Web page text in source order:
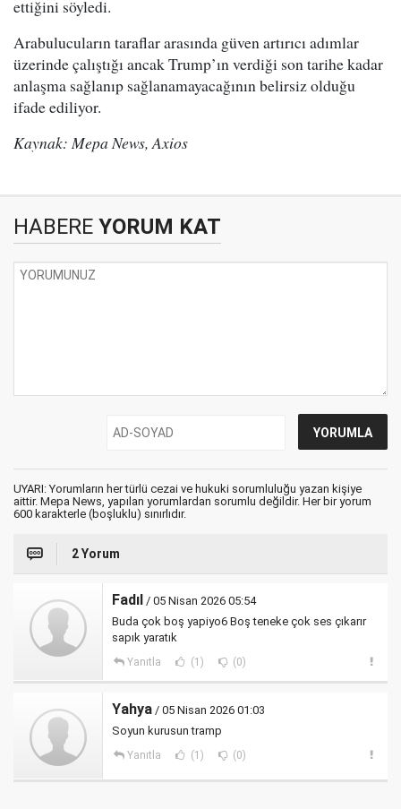
ettiğini söyledi.
Arabulucuların taraflar arasında güven artırıcı adımlar
üzerinde çalıştığı ancak Trump’ın verdiği son tarihe kadar
anlaşma sağlanıp sağlanamayacağının belirsiz olduğu
ifade ediliyor.
Kaynak: Mepa News, Axios
HABERE YORUM KAT
UYARI: Yorumların her türlü cezai ve hukuki sorumluluğu yazan kişiye
aittir. Mepa News, yapılan yorumlardan sorumlu değildir. Her bir yorum
600 karakterle (boşluklu) sınırlıdır.
2 Yorum
Fadıl / 05 Nisan 2026 05:54
Buda çok boş yapiyo6 Boş teneke çok ses çıkarır
sapık yaratık
Yanıtla (1) (0)
Yahya / 05 Nisan 2026 01:03
Soyun kurusun tramp
Yanıtla (1) (0)